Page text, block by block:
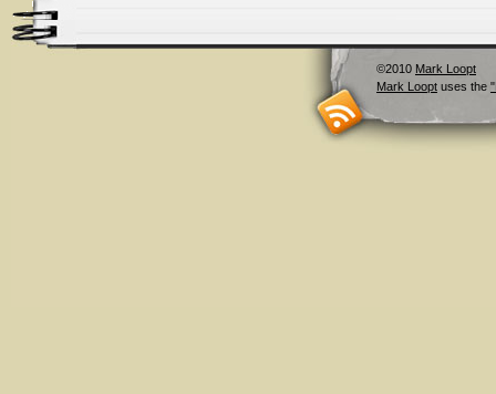
©2010 Mark Loopt
Mark Loopt uses the